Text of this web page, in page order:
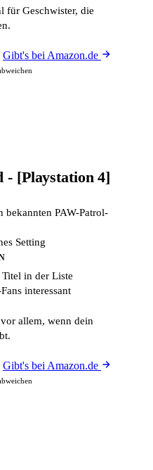
für Geschwister, die
Gibt's bei Amazon.de
- [Playstation 4]
bekannten PAW-Patrol-
Setting
in der Liste
interessant
allem, wenn dein
Gibt's bei Amazon.de